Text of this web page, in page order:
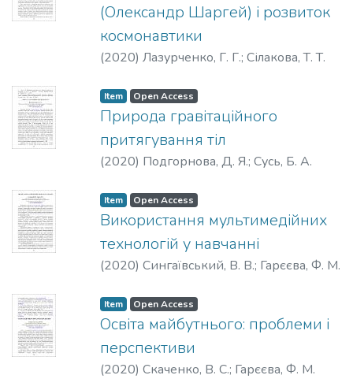
(Олександр Шаргей) і розвиток
космонавтики
(2020) Лазурченко, Г. Г.; Сілакова, Т. Т.
Item Open Access
Природа гравітаційного
притягування тіл
(2020) Подгорнова, Д. Я.; Сусь, Б. А.
Item Open Access
Використання мультимедійних
технологій у навчанні
(2020) Сингаївський, В. В.; Гарєєва, Ф. М.
Item Open Access
Освіта майбутнього: проблеми і
перспективи
(2020) Скаченко, В. С.; Гарєєва, Ф. М.